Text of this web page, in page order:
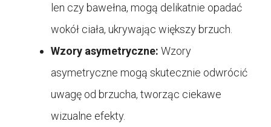
len czy bawełna, mogą delikatnie opadać
wokół ciała, ukrywając większy brzuch.
Wzory asymetryczne: Wzory
asymetryczne mogą skutecznie odwrócić
uwagę od brzucha, tworząc ciekawe
wizualne efekty.